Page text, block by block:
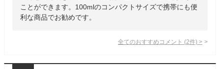
ことができます。100mlのコンパクトサイズで携帯にも便
利な商品でお勧めです。
全てのおすすめコメント (2件) >